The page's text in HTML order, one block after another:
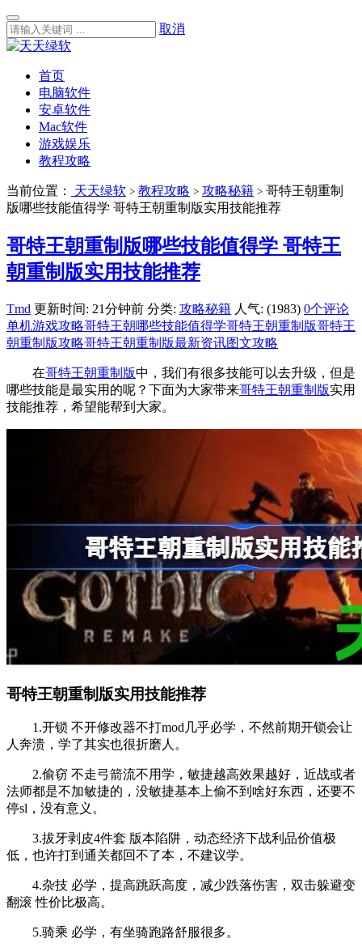
取消
首页
电脑软件
安卓软件
Mac软件
游戏娱乐
教程攻略
当前位置： 天天绿软 > 教程攻略 > 攻略秘籍 > 哥特王朝重制
版哪些技能值得学 哥特王朝重制版实用技能推荐
哥特王朝重制版哪些技能值得学 哥特王
朝重制版实用技能推荐
Tmd 更新时间: 21分钟前 分类: 攻略秘籍 人气: (1983) 0个评论
单机游戏攻略哥特王朝哪些技能值得学哥特王朝重制版哥特王
朝重制版攻略哥特王朝重制版最新资讯图文攻略
在哥特王朝重制版中，我们有很多技能可以去升级，但是
哪些技能是最实用的呢？下面为大家带来哥特王朝重制版实用
技能推荐，希望能帮到大家。
哥特王朝重制版实用技能推荐
1.开锁 不开修改器不打mod几乎必学，不然前期开锁会让
人奔溃，学了其实也很折磨人。
2.偷窃 不走弓箭流不用学，敏捷越高效果越好，近战或者
法师都是不加敏捷的，没敏捷基本上偷不到啥好东西，还要不
停sl，没有意义。
3.拔牙剥皮4件套 版本陷阱，动态经济下战利品价值极
低，也许打到通关都回不了本，不建议学。
4.杂技 必学，提高跳跃高度，减少跌落伤害，双击躲避变
翻滚 性价比极高。
5.骑乘 必学，有坐骑跑路舒服很多。